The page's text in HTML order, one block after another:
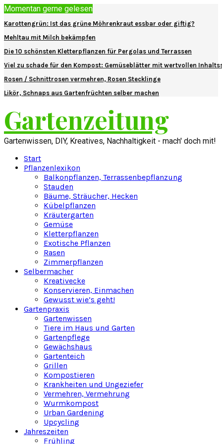
Momentan gerne gelesen
Karottengrün: Ist das grüne Möhrenkraut essbar oder giftig?
Mehltau mit Milch bekämpfen
Die 10 schönsten Kletterpflanzen für Pergolas und Terrassen
Viel zu schade für den Kompost: Gemüseblätter mit wertvollen
Rosen / Schnittrosen vermehren, Rosen Stecklinge
Likör, Schnaps aus Gartenfrüchten selber machen
Gartenzeitung
Gartenwissen, DIY, Kreatives, Nachhaltigkeit - mach' doch mit!
Start
Pflanzenlexikon
Balkonpflanzen, Terrassenbepflanzung
Stauden
Bäume, Sträucher, Hecken
Kübelpflanzen
Kräutergarten
Gemüse
Kletterpflanzen
Exotische Pflanzen
Rasen
Zimmerpflanzen
Selbermacher
Kreativecke
Konservieren, Einmachen
Gewusst wie’s geht!
Gartenpraxis
Gartenwissen
Tiere im Haus und Garten
Gartenpflege
Gewächshaus
Gartenteich
Grillen
Kompostieren
Krankheiten und Ungeziefer
Vermehren, Vermehrung
Wurmkompost
Urban Gardening
Upcycling
Jahreszeiten
Frühling